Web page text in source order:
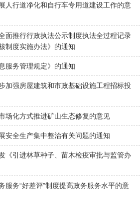
人行道净化和自行车专用道建设工作的意
面推行行政执法公示制度执法全过程记录
制度实施办法》的通知
服务管理规定》的通知
加强房屋建筑和市政基础设施工程招标投
场化方式推进矿山生态修复的意见
安全生产集中整治有关问题的通知
《引进林草种子、苗木检疫审批与监管办
服务“好差评”制度提高政务服务水平的意